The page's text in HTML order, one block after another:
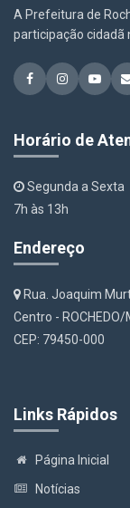
A Prefeitura de
participação cidadã
Horário de
Segunda a Sexta
7h às 13h
Endereço
Rua. Joaquim
Centro - ROCHEDO/
CEP: 79450-000
Links Rápidos
Página Inicial
Notícias